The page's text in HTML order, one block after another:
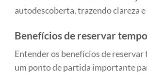
autodescoberta, trazendo clareza e
Benefícios de reservar
Entender os benefícios de reservar
um ponto de partida importante